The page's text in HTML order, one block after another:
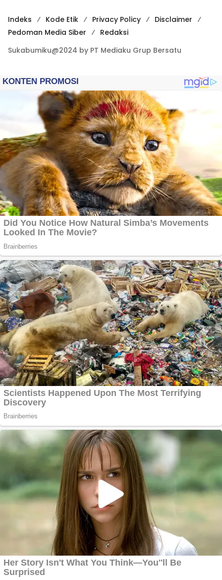
Indeks Kode Etik Privacy Policy
Disclaimer
Pedoman Media Siber
Redaksi
Sukabumiku@2024 by PT Mediaku Grup Bersatu